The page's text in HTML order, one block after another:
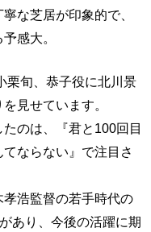
な芝居が印象的で、
感大。
栗旬、恭子役に北川景
見せています。
のは、『君と100回目
ならない』で注目さ
浩監督の若手時代の
あり、今後の活躍に期